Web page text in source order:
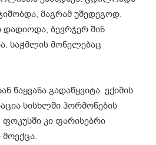
მაგრამ უშედეგოდ.
დადიოდა, ბევრჯერ შინ
საჭმლის მონელებაც
წაყვანა გადაწყვიტა. ექიმის
სისხლში ჰორმონების
ფოკუსში კი ფარისებრი